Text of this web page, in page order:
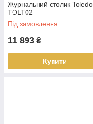
Журнальний столик Toledo
TOLT02
Під замовлення
11 893 ₴
Купити